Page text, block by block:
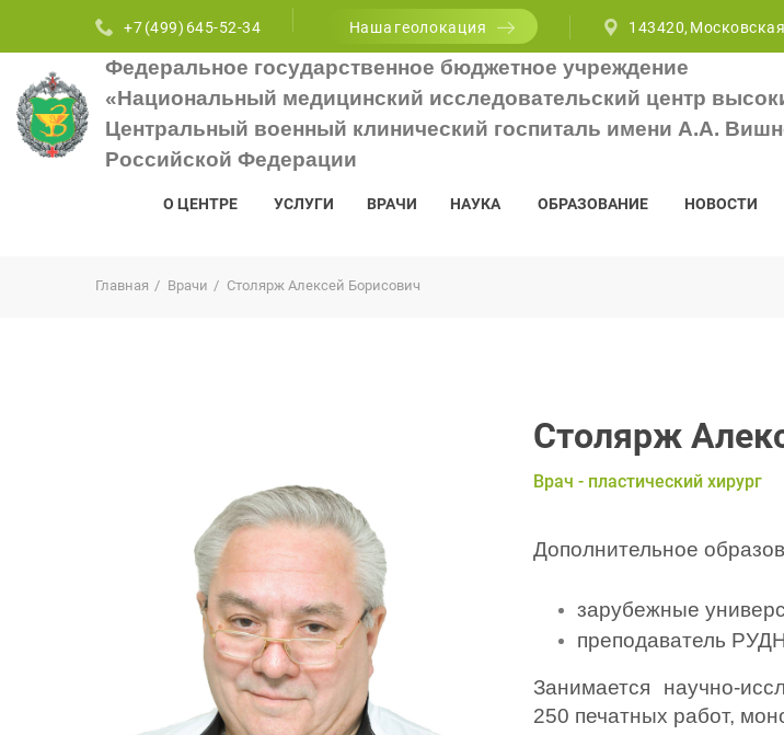
+7 (499) 645-52-34 Наша геолокация 143420,
Федеральное государственное бюджетное учреждение
«Национальный медицинский исследовательский центр
Центральный военный клинический госпиталь имени А.А.
Российской Федерации
О ЦЕНТРЕ УСЛУГИ ВРАЧИ НАУКА ОБРАЗОВАНИЕ НОВОСТИ
Главная Врачи Столярж Алексей Борисович
Столярж
Врач - пластический хирург
Дополнительное
зарубежные
преподаватель
Занимается научно-
250 печатных работ,